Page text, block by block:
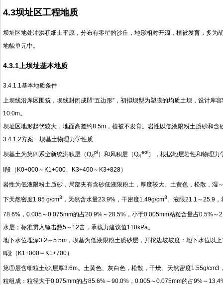
4.3坝址区工程地质
坝址区地处冲洪积细土平原，分布有零星的沙丘，地形相对开阔，植被发育，多
地貌单元中。
4.3.1上坝址基本地质
3.4.1.1基本地质条件
上坝线沿库区围筑，坝线封闭成凹“五边形”，初拟坝型为塑膜的均质土坝，设计库
10.0m。
坝址区地形起伏较大，地面高差约8.5m，植被不发育。岩性以低液限粉土质砂和
3.4.1.2方案一坝基土物理力学性质
坝基土为第四系全新统洪积层（Q4
pl）和风积层（Q4
eol），根据地层岩性和物理力
Ⅰ段（K0+000～K1+000、K3+400～K3+828）
岩性为低液限粉土质砂，局部夹有含砂低液限粉土，厚度较大。土黄色，松散，湿
下天然密度1.85 g/cm3 ，天然含水量23.9%，干密度1.49g/cm3。液限21.1～25.9
78.6%，0.005～0.075mm的占20.9%～28.5%，小于0.005mm粘粒含量占0.5%
水层；标准贯入锤击数5～12击，承载力建议值110kPa。
地下水位埋深3.2～5.5m，坝基为低液限粉土质砂层，开挖边坡坡度：地下水位以
Ⅱ段（K1+000～K1+700）
第①层含细粒土砂,层厚3.6m。土黄色、灰白色，松散，干燥。天然密度1.55g/cm3
粒组成：粒径大于0.075mm的占85.6%～90.0%，0.005～0.075mm的占9%～